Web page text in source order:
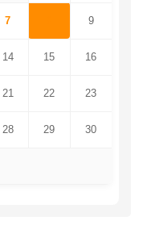
7 9
14 15 16
21 22 23
28 29 30